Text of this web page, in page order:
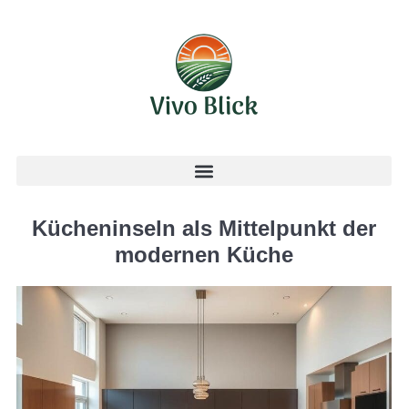
Kücheninseln als Mittelpunkt der
modernen Küche